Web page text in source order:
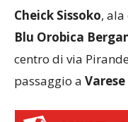
Cheick Sissoko, ala
Blu Orobica
centro di via
passaggio a